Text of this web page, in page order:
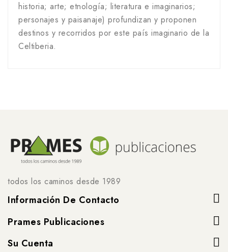
historia; arte; etnología; literatura e imaginarios;
personajes y paisanaje) profundizan y proponen
destinos y recorridos por este país imaginario de la
Celtiberia.
todos los caminos desde 1989
Información De Contacto
Prames Publicaciones
Su Cuenta